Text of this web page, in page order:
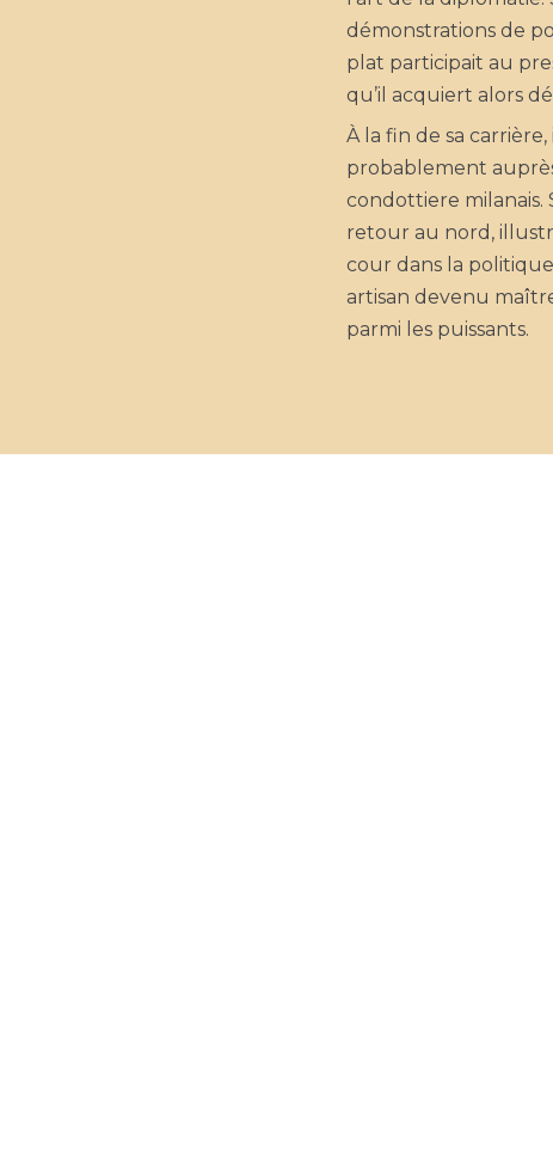
démonstrations de
plat participait au
qu’il acquiert alors
À la fin de sa
probablement
condottiere milanais.
retour au nord,
cour dans la
artisan devenu
parmi les puissants.